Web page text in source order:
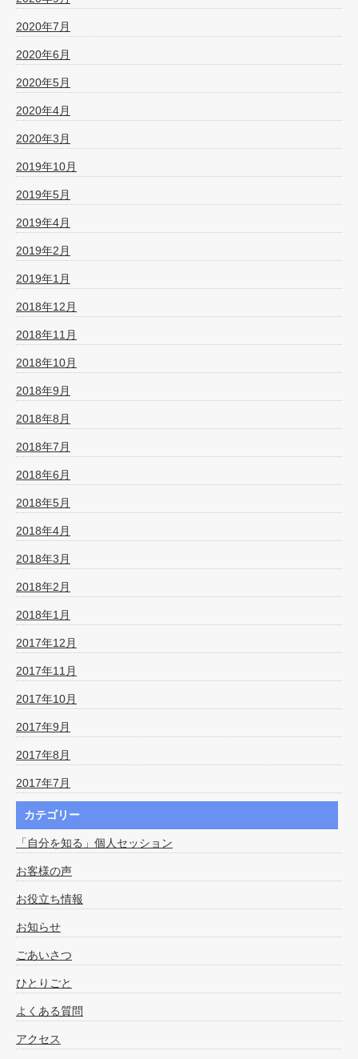
2020年7月
2020年6月
2020年5月
2020年4月
2020年3月
2019年10月
2019年5月
2019年4月
2019年2月
2019年1月
2018年12月
2018年11月
2018年10月
2018年9月
2018年8月
2018年7月
2018年6月
2018年5月
2018年4月
2018年3月
2018年2月
2018年1月
2017年12月
2017年11月
2017年10月
2017年9月
2017年8月
2017年7月
カテゴリー
「自分を知る」個人セッション
お客様の声
お役立ち情報
お知らせ
ごあいさつ
ひとりごと
よくある質問
アクセス